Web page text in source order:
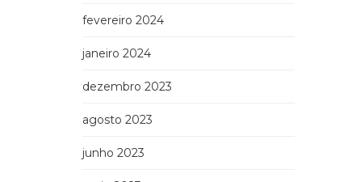
fevereiro 2024
janeiro 2024
dezembro 2023
agosto 2023
junho 2023